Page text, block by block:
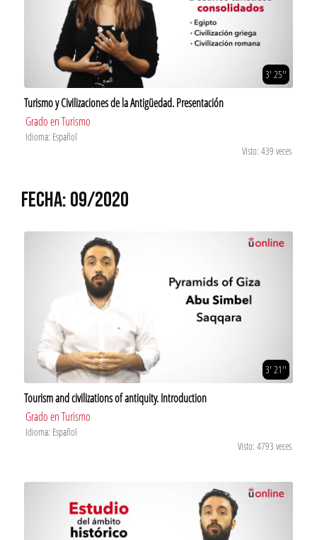
3' 25''
Turismo y Civilizaciones de la Antigüedad. Presentación
Grado en Turismo
Idioma: Español
Visto: 439 veces
FECHA: 09/2020
3' 21''
Tourism and civilizations of antiquity. Introduction
Grado en Turismo
Idioma: Español
Visto: 4793 veces